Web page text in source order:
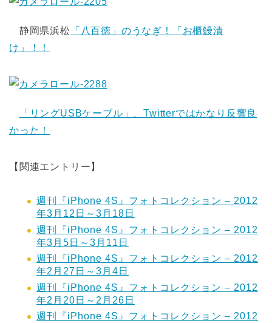
静岡県浜松 「八百徳」のうなぎ！「お櫃鰻漬
け」！！
「リングUSBケーブル」、Twitterではかなり反響良
かった！
【関連エントリー】
週刊『iPhone 4S』フォトコレクション – 2012
年3月12日～3月18日
週刊『iPhone 4S』フォトコレクション – 2012
年3月5日～3月11日
週刊『iPhone 4S』フォトコレクション – 2012
年2月27日～3月4日
週刊『iPhone 4S』フォトコレクション – 2012
年2月20日～2月26日
週刊『iPhone 4S』フォトコレクション – 2012